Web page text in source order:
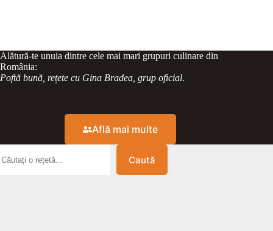
Alătură-te unuia dintre cele mai mari grupuri culinare din
România:
Poftă bună, rețete cu Gina Bradea, grup oficial.
Află mai multe
Caută